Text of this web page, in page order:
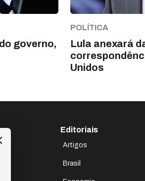
governo,
POLÍTICA
Lula anexará
Unidos
Editoriais
Artigos
Brasil